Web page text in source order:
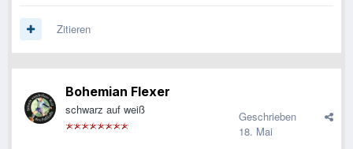
Zitieren
Bohemian Flexer
schwarz auf weiß
Geschrieben
18. Mai